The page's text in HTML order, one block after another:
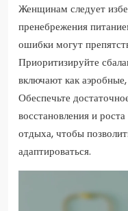
Женщинам следует
пренебрежения
ошибки могут
Приоритизируйте
включают как
Обеспечьте
восстановления и
отдыха, чтобы
адаптироваться.